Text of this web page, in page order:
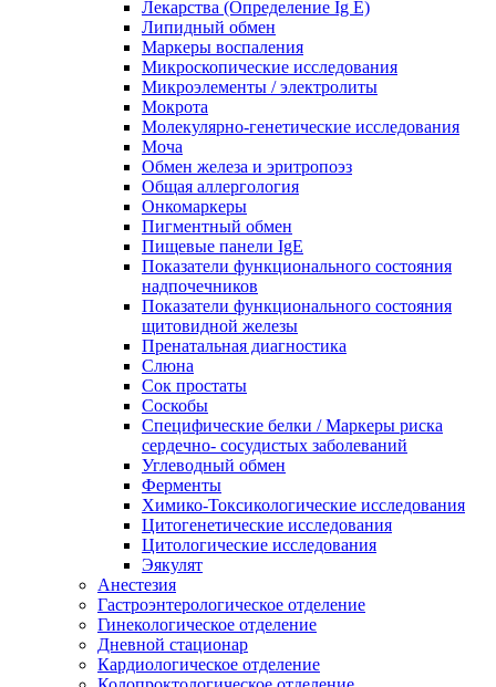
Лекарства (Определение Ig E)
Липидный обмен
Маркеры воспаления
Микроскопические исследования
Микроэлементы / электролиты
Мокрота
Молекулярно-генетические исследования
Моча
Обмен железа и эритропоэз
Общая аллергология
Онкомаркеры
Пигментный обмен
Пищевые панели IgE
Показатели функционального состояния
надпочечников
Показатели функционального состояния
щитовидной железы
Пренатальная диагностика
Слюна
Сок простаты
Соскобы
Специфические белки / Маркеры риска
сердечно- сосудистых заболеваний
Углеводный обмен
Ферменты
Химико-Токсикологические исследования
Цитогенетические исследования
Цитологические исследования
Эякулят
Анестезия
Гастроэнтерологическое отделение
Гинекологическое отделение
Дневной стационар
Кардиологическое отделение